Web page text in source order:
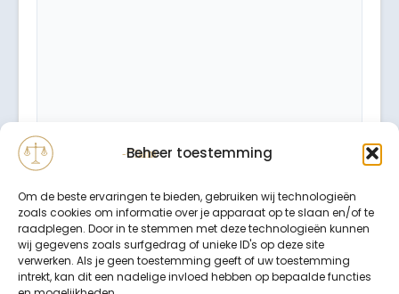
Beheer toestemming
Om de beste ervaringen te bieden, gebruiken wij technologieën
zoals cookies om informatie over je apparaat op te slaan en/of te
raadplegen. Door in te stemmen met deze technologieën kunnen
wij gegevens zoals surfgedrag of unieke ID's op deze site
verwerken. Als je geen toestemming geeft of uw toestemming
intrekt, kan dit een nadelige invloed hebben op bepaalde functies
Binnen 24 uur wordt er contact met u opgenomen.